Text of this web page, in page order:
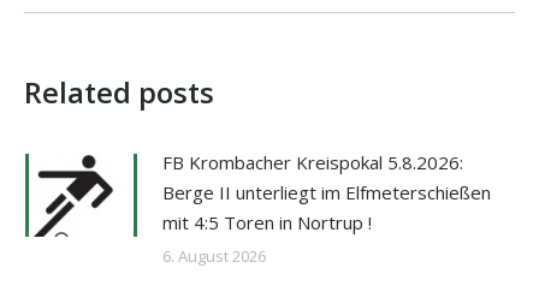
Related posts
FB Krombacher Kreispokal 5.8.2026:
Berge II unterliegt im Elfmeterschießen
mit 4:5 Toren in Nortrup !
6. August 2026